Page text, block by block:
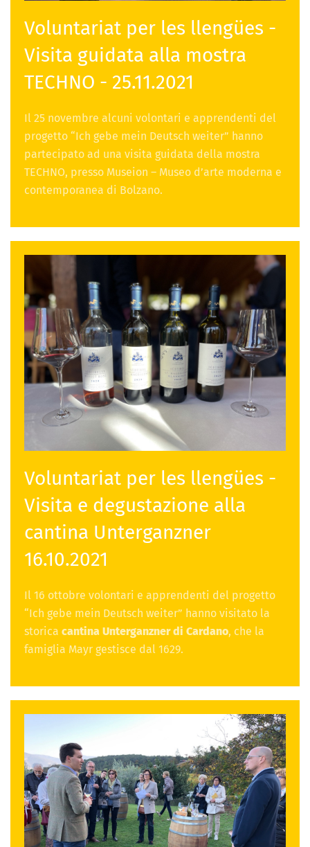
Voluntariat per les llengües -
Visita guidata alla mostra
TECHNO - 25.11.2021
Il 25 novembre alcuni volontari e apprendenti del
progetto “Ich gebe mein Deutsch weiter” hanno
partecipato ad una visita guidata della mostra
TECHNO, presso Museion – Museo d’arte moderna e
contemporanea di Bolzano.
Voluntariat per les llengües -
Visita e degustazione alla
cantina Unterganzner
16.10.2021
Il 16 ottobre volontari e apprendenti del progetto
“Ich gebe mein Deutsch weiter” hanno visitato la
storica cantina Unterganzner di Cardano, che la
famiglia Mayr gestisce dal 1629.